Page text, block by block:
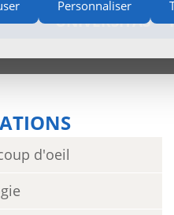
Personnaliser
UNIVERSITAS
d'oeil